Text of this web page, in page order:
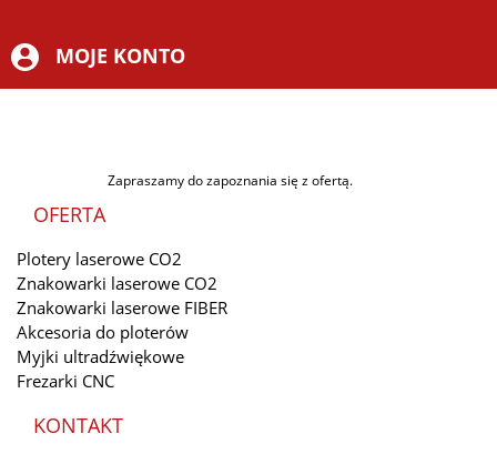
MOJE KONTO
Zapraszamy do zapoznania się z ofertą.
OFERTA
Plotery laserowe CO2
Znakowarki laserowe CO2
Znakowarki laserowe FIBER
Akcesoria do ploterów
Myjki ultradźwiękowe
Frezarki CNC
KONTAKT